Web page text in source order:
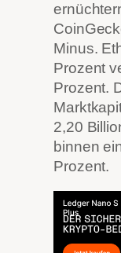
Minus.
Prozent
Prozent.
2,20
binnen
Prozent.